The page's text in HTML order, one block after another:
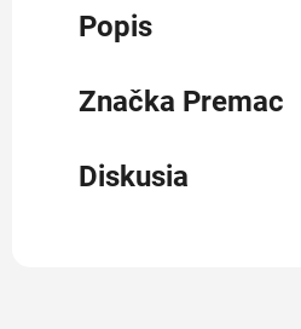
Popis
Značka Premac
Diskusia